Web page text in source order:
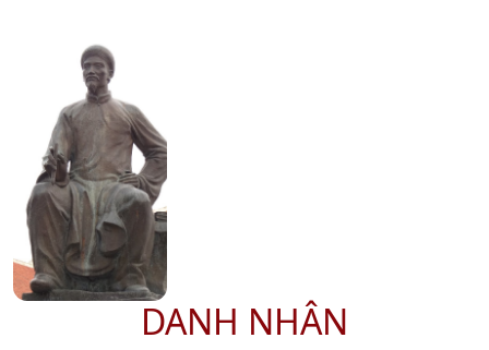
DANH NHÂN